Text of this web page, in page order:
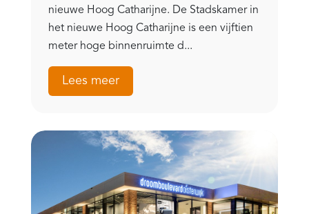
nieuwe Hoog Catharijne. De Stadskamer in
het nieuwe Hoog Catharijne is een vijftien
meter hoge binnenruimte d...
Lees meer